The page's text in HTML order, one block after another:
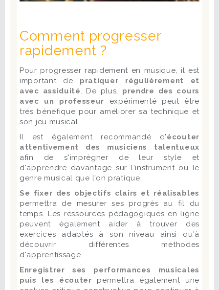
Comment progresser
rapidement ?
Pour progresser rapidement en musique, il est
important de pratiquer régulièrement et
avec assiduité. De plus, prendre des cours
avec un professeur expérimenté peut être
très bénéfique pour améliorer sa technique et
son jeu musical.
Il est également recommandé d'écouter
attentivement des musiciens talentueux
afin de s'imprégner de leur style et
d'apprendre davantage sur l'instrument ou le
genre musical que l'on pratique.
Se fixer des objectifs clairs et réalisables
permettra de mesurer ses progrès au fil du
temps. Les ressources pédagogiques en ligne
peuvent également aider à trouver des
exercices adaptés à son niveau ainsi qu'à
découvrir différentes méthodes
d'apprentissage.
Enregistrer ses performances musicales
puis les écouter permettra également une